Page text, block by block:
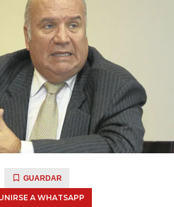
GUARDAR
A WHATSAPP